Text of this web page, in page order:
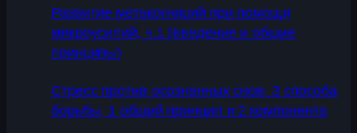
Развитие метакогниций при помощи
микроусилий, ч.1 (введение и общие
принципы)
Стресс против осознанных снов: 3 способа
борьбы, 1 общий принцип и 2 компонента